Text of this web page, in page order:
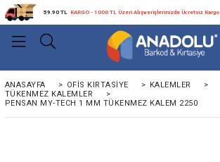
59.90 TL KARGO - 1000 TL Üzeri Alışverişlerinizde Ücretsiz Kargo
ANASAYFA > OFIS KIRTASIYE > KALEMLER
>
TÜKENMEZ KALEMLER
>
PENSAN MY-TECH 1 MM TÜKENMEZ KALEM 2250